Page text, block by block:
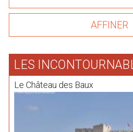
LES
Le Château des Baux